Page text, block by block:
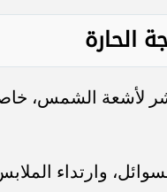
الحارة
لأشعة الشمس،
وارتداء